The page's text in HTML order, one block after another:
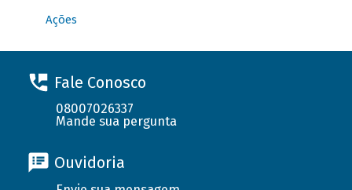
Ações
Fale Conosco
08007026337
Mande sua pergunta
Ouvidoria